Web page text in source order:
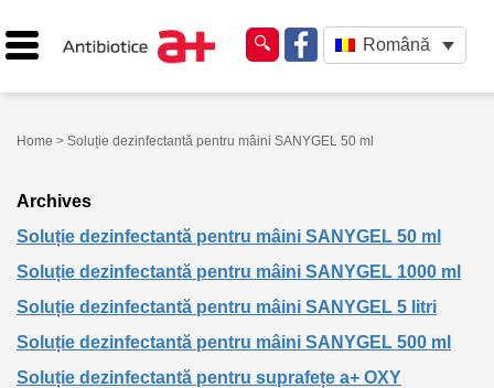
Română
Home > Soluție dezinfectantă pentru mâini SANYGEL 50 ml
Archives
Soluție dezinfectantă pentru mâini SANYGEL 50 ml
Soluție dezinfectantă pentru mâini SANYGEL 1000 ml
Soluție dezinfectantă pentru mâini SANYGEL 5 litri
Soluție dezinfectantă pentru mâini SANYGEL 500 ml
Soluție dezinfectantă pentru suprafețe a+ OXY